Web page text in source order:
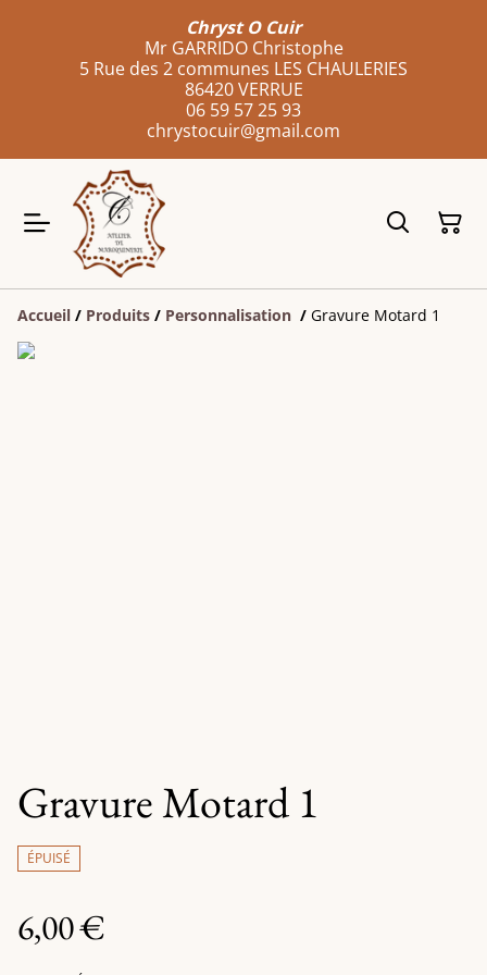
Chryst O Cuir
Mr GARRIDO Christophe
5 Rue des 2 communes LES CHAULERIES
86420 VERRUE
06 59 57 25 93
chrystocuir@gmail.com
Accueil / Produits / Personnalisation / Gravure Motard 1
Gravure Motard 1
ÉPUISÉ
6,00 €